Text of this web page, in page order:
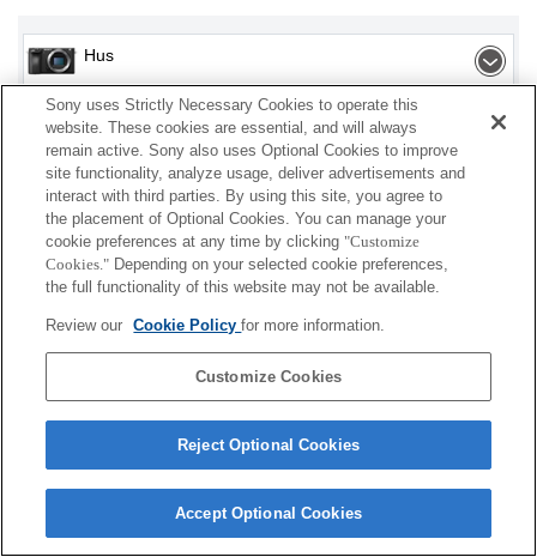
Hus
Objektivtilbehør
Tilbehør
Afhængigt af dit land eller område vil nogle af de
viste produkter muligvis ikke være tilgængelige.
Copyright 2026 Sony Corporation
Sony uses Strictly Necessary Cookies to operate this
website. These cookies are essential, and will always
remain active. Sony also uses Optional Cookies to improve
site functionality, analyze usage, deliver advertisements and
interact with third parties. By using this site, you agree to
the placement of Optional Cookies. You can manage your
cookie preferences at any time by clicking "Customize
Cookies." Depending on your selected cookie preferences,
the full functionality of this website may not be available.
Review our Cookie Policyfor more information.
Customize Cookies
Reject Optional Cookies
Accept Optional Cookies